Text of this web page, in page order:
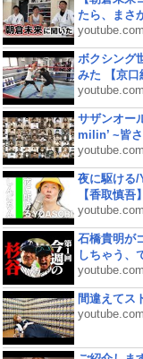
たら、まさ
youtube.com
ボクシング
みた 【京口
youtube.com
サザンオー
milin’ ~皆
youtube.com
夜に駆ける/
【香取慎吾】
youtube.com
石橋貴明が
しちゃう、
youtube.com
間違えてス
youtube.com